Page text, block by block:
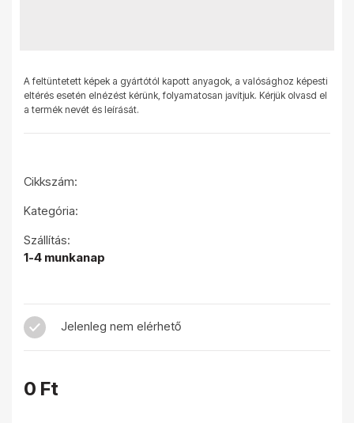
A feltüntetett képek a gyártótól kapott anyagok, a valósághoz képesti
eltérés esetén elnézést kérünk, folyamatosan javítjuk. Kérjük olvasd el
a termék nevét és leírását.
Cikkszám:
Kategória:
Szállítás:
1-4 munkanap
Jelenleg nem elérhető
0 Ft